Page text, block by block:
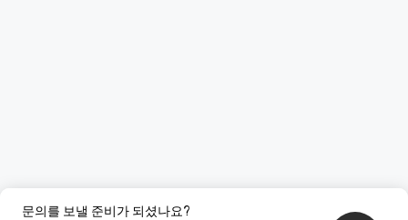
문의를 보낼 준비가 되셨나요?